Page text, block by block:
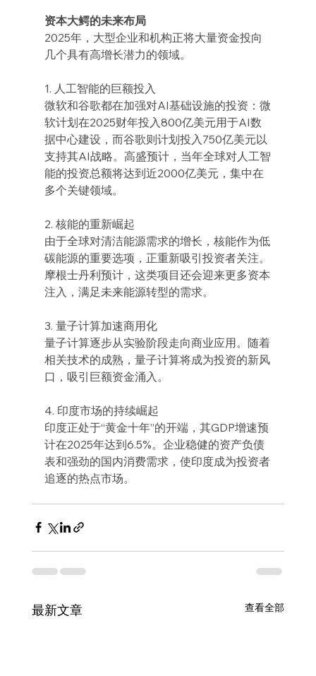
资本大鳄的未来布局
2025年，大型企业和机构正将大量资金投向
几个具有高增长潜力的领域。
1. 人工智能的巨额投入
微软和谷歌都在加强对AI基础设施的投资：微
软计划在2025财年投入800亿美元用于AI数
据中心建设，而谷歌则计划投入750亿美元以
支持其AI战略。高盛预计，当年全球对人工智
能的投资总额将达到近2000亿美元，集中在
多个关键领域。
2. 核能的重新崛起
由于全球对清洁能源需求的增长，核能作为低
碳能源的重要选项，正重新吸引投资者关注。
摩根士丹利预计，这类项目还会迎来更多资本
注入，满足未来能源转型的需求。
3. 量子计算加速商用化
量子计算逐步从实验阶段走向商业应用。随着
相关技术的成熟，量子计算将成为投资的新风
口，吸引巨额资金涌入。
4. 印度市场的持续崛起
印度正处于“黄金十年”的开端，其GDP增速预
计在2025年达到6.5%。企业稳健的资产负债
表和强劲的国内消费需求，使印度成为投资者
追逐的热点市场。
最新文章 查看全部